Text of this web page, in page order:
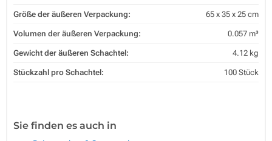
Größe der äußeren Verpackung: 65 x 35 x 25 cm
Volumen der äußeren Verpackung: 0.057 m³
Gewicht der äußeren Schachtel: 4.12 kg
Stückzahl pro Schachtel: 100 Stück
Sie finden es auch in